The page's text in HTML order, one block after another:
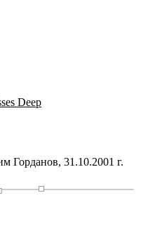
Deep
Горданов, 31.10.2001 г.